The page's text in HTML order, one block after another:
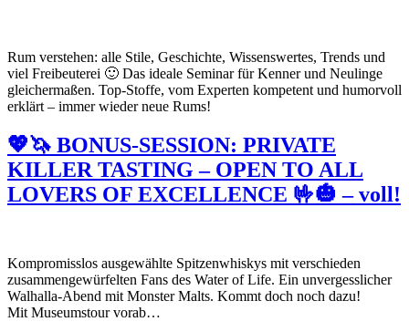
Rum verstehen: alle Stile, Geschichte, Wissenswertes, Trends und
viel Freibeuterei 🙂 Das ideale Seminar für Kenner und Neulinge
gleichermaßen. Top-Stoffe, vom Experten kompetent und humorvoll
erklärt – immer wieder neue Rums!
💖🦄 BONUS-SESSION: PRIVATE
KILLER TASTING – OPEN TO ALL
LOVERS OF EXCELLENCE 🤟🎃 – voll!
Kompromisslos ausgewählte Spitzenwhiskys mit verschieden
zusammengewürfelten Fans des Water of Life. Ein unvergesslicher
Walhalla-Abend mit Monster Malts. Kommt doch noch dazu!
Mit Museumstour vorab…